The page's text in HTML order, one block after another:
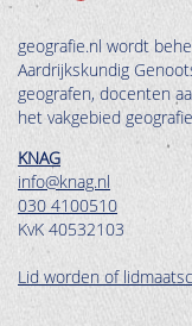
geografie.nl wordt
Aardrijkskundig
geografen, docenten
het vakgebied
KNAG
info@knag.nl
030 4100510
KvK 40532103
Lid worden of